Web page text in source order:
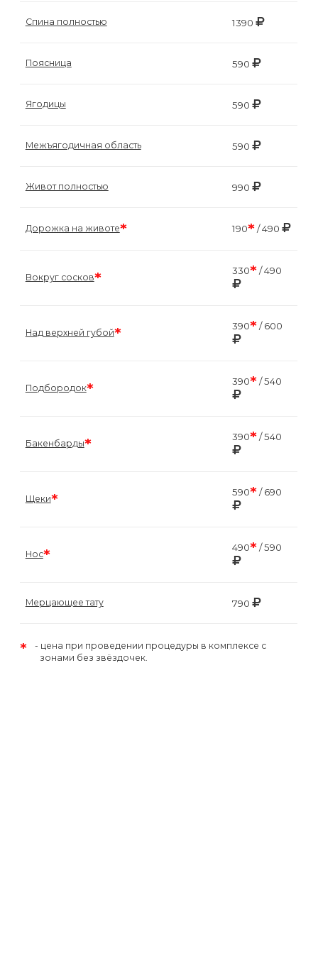
Спина полностью 1390
Поясница 590
Ягодицы 590
Межъягодичная область 590
Живот полностью 990
Дорожка на животе* 190*/ 490
Вокруг сосков* 330*/ 490
Над верхней губой* 390*/ 600
Подбородок* 390*/ 540
Бакенбарды* 390*/ 540
Щеки* 590*/ 690
Нос* 490*/ 590
Мерцающее тату 790
*
цена при проведении процедуры в комплексе с
зонами без звёздочек.